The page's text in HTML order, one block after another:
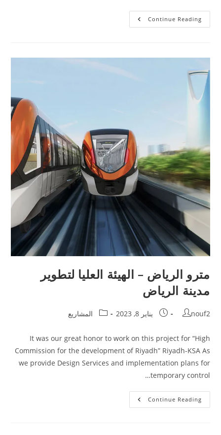
Continue Readingالطريق
الصحراوي
والإسكان،
مترو الرياض – الهيئة العليا لتطوير
مدينة الرياض
Post
nouf2
Post
يناير 8, 2023
Post
المشاريع
It was our great honor to work on this project for “High
Commission for the development of Riyadh” Riyadh-KSA As
we provide Design Services and implementation plans for
temporary control…
Continue Readingمترو
الرياض